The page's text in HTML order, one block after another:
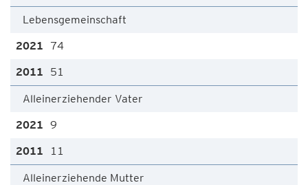
Lebensgemeinschaft
74
51
Alleinerziehender Vater
9
11
Alleinerziehende Mutter